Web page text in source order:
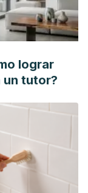
lograr
un tutor?